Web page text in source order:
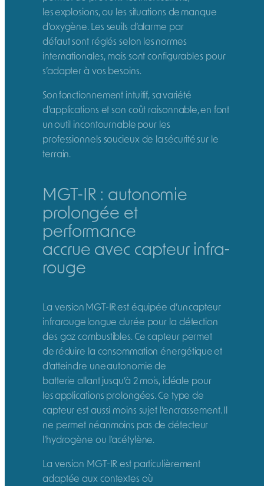
les explosions, ou les situations de manque
d’oxygène. Les seuils d’alarme par
défaut sont réglés selon les normes
internationales, mais sont configurables pour
s’adapter à vos besoins.
Son fonctionnement intuitif, sa variété
d’applications et son coût raisonnable, en font
un outil incontournable pour les
professionnels soucieux de la sécurité sur le
terrain.
MGT-IR : autonomie
prolongée et
performance
accrue avec capteur infra-
rouge
La version MGT-IR est équipée d’un capteur
infrarouge longue durée pour la détection
des gaz combustibles. Ce capteur permet
de réduire la consommation énergétique et
d’atteindre une autonomie de
batterie allant jusqu’à 2 mois, idéale pour
les applications prolongées. Ce type de
capteur est aussi moins sujet l’encrassement. Il
ne permet néanmoins pas de détecteur
l’hydrogène ou l’acétylène.
La version MGT-IR est particulièrement
adaptée aux contextes où